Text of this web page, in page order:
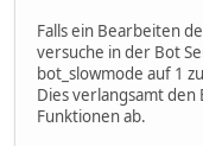
Falls ein Bearbeiten
versuche in der Bot
bot_slowmode auf 1
Dies verlangsamt
Funktionen ab.